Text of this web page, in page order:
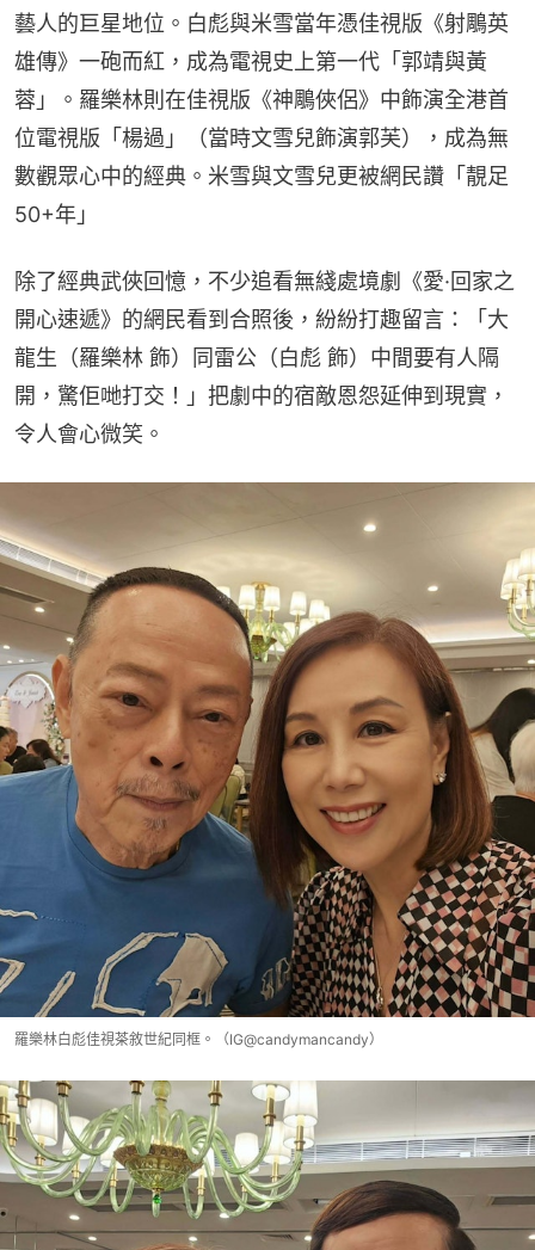
藝人的巨星地位。白彪與米雪當年憑佳視版《射鵰英
雄傳》一砲而紅，成為電視史上第一代「郭靖與黃
蓉」。羅樂林則在佳視版《神鵰俠侶》中飾演全港首
位電視版「楊過」（當時文雪兒飾演郭芙），成為無
數觀眾心中的經典。米雪與文雪兒更被網民讚「靚足
50+年」
除了經典武俠回憶，不少追看無綫處境劇《愛·回家之
開心速遞》的網民看到合照後，紛紛打趣留言：「大
龍生（羅樂林 飾）同雷公（白彪 飾）中間要有人隔
開，驚佢哋打交！」把劇中的宿敵恩怨延伸到現實，
令人會心微笑。
羅樂林白彪佳視茶敘世紀同框。（IG@candymancandy）